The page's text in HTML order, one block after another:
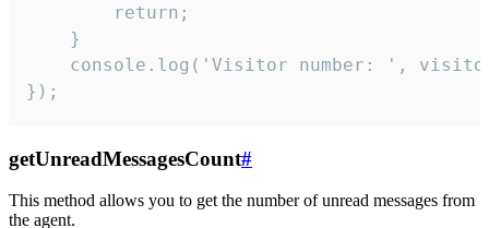
        return;
    }
console.log('Visitor number: ',
});
getUnreadMessagesCount#
This method allows you to get the number of unread messages from
the agent.